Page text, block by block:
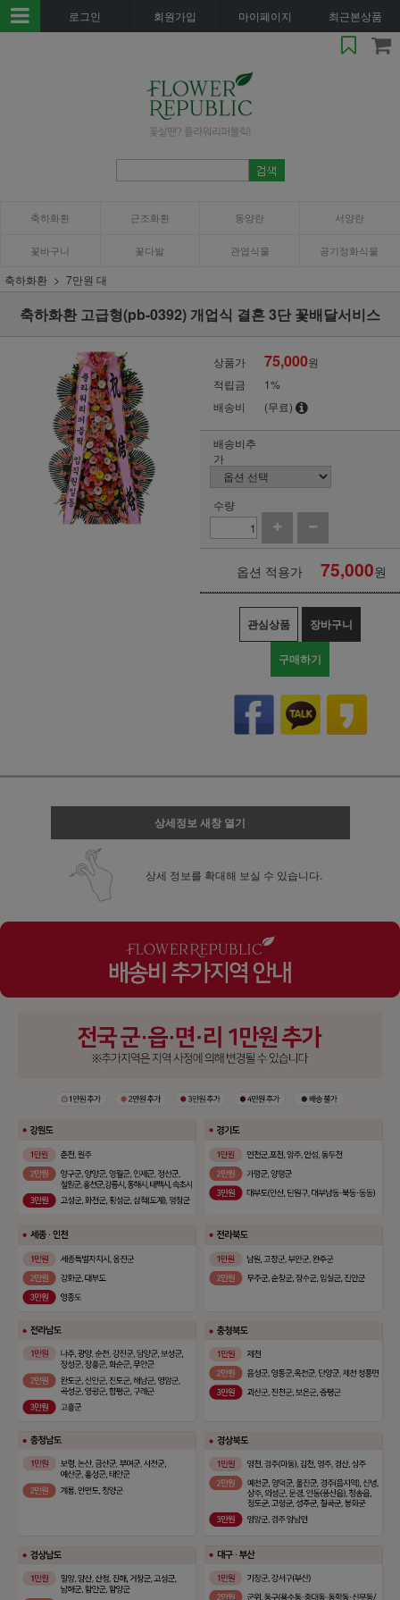
로그인 회원가입 마이페이지 최근본상품
축하화환 근조화환 동양란 서양란
꽃바구니 꽃다발 관엽식물 공기정화식물
축하화환 7만원 대
축하화환 고급형(pb-0392) 개업식 결혼 3단 꽃배달서비스
상품가 75,000원
적립금
1%
배송비
(무료)
배송비추
가
수량
옵션 적용가 75,000원
관심상품 장바구니
구매하기
상세정보 새창 열기
상세 정보를 확대해 보실 수 있습니다.